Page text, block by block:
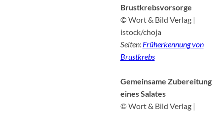
Brustkrebsvorsorge
© Wort & Bild Verlag |
istock/choja
Seiten: Früherkennung von
Brustkrebs
Gemeinsame Zubereitung
eines Salates
© Wort & Bild Verlag |